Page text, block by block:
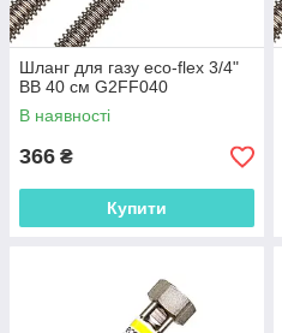
Шланг для газу eco-flex 3/4"
ВВ 40 см G2FF040
В наявності
366 ₴
Купити